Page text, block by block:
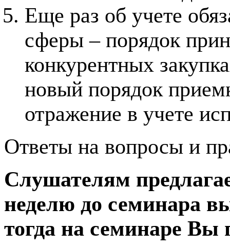
Еще раз об учете
сферы – порядок
конкурентных
новый порядок
отражение в учете
Ответы на вопросы и
Слушателям
неделю до семинара
тогда на семинаре Вы